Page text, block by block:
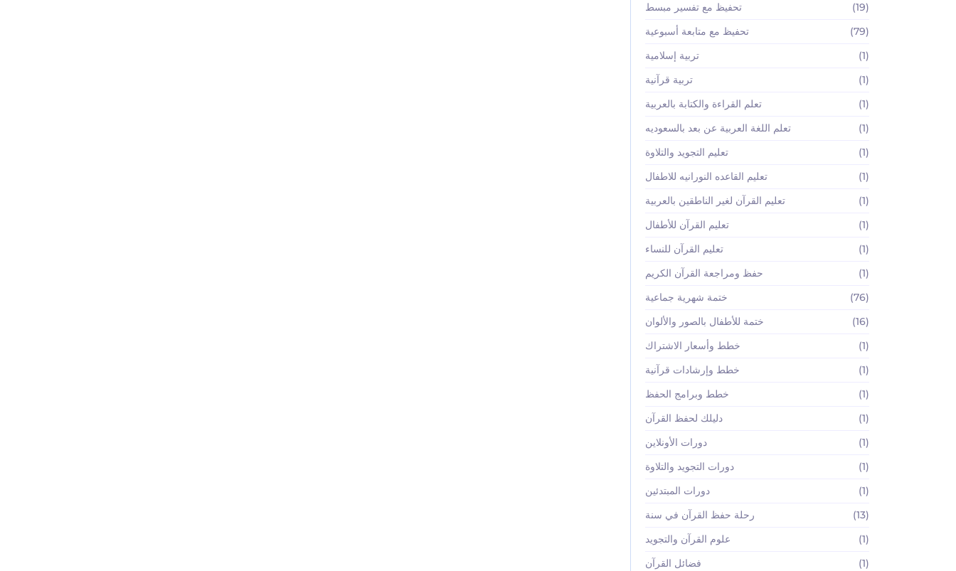
تحفيظ مع تفسير مبسط
(19)
تحفيظ مع متابعة أسبوعية
(79)
تربية إسلامية
(1)
تربية قرآنية
(1)
تعلم القراءة والكتابة بالعربية
(1)
تعلم اللغة العربية عن بعد بالسعوديه
(1)
تعليم التجويد والتلاوة
(1)
تعليم القاعده النورانيه للاطفال
(1)
تعليم القرآن لغير الناطقين بالعربية
(1)
تعليم القرآن للأطفال
(1)
تعليم القرآن للنساء
(1)
حفظ ومراجعة القرآن الكريم
(1)
ختمة شهرية جماعية
(76)
ختمة للأطفال بالصور والألوان
(16)
خطط وأسعار الاشتراك
(1)
خطط وإرشادات قرآنية
(1)
خطط وبرامج الحفظ
(1)
دليلك لحفظ القرآن
(1)
دورات الأونلاين
(1)
دورات التجويد والتلاوة
(1)
دورات المبتدئين
(1)
رحلة حفظ القرآن في سنة
(13)
علوم القرآن والتجويد
(1)
فضائل القرآن
(1)